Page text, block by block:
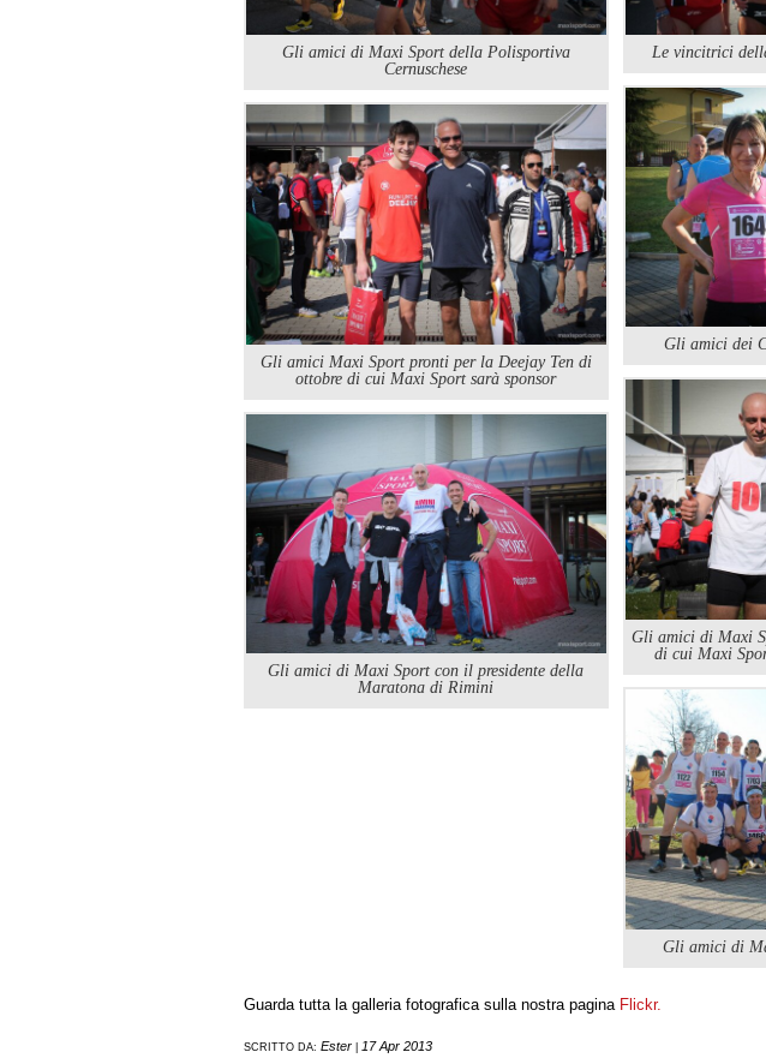
Le vincitrici
Gli amici di Maxi Sport della Polisportiva
Cernuschese
Gli amici dei
Gli amici Maxi Sport pronti per la Deejay Ten di
ottobre di cui Maxi Sport sarà sponsor
Gli amici di Maxi
di cui Maxi
Gli amici di Maxi Sport con il presidente della
Maratona di Rimini
Gli amici di
Guarda tutta la galleria fotografica sulla nostra pagina Flickr.
SCRITTO DA: Ester 17 Apr 2013